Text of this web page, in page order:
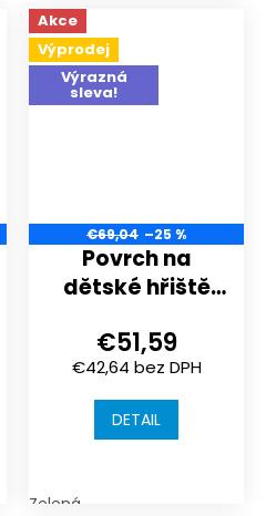
Akce
Výprodej
Výrazná
sleva!
€69,04 –25 %
Povrch na
dětské hřiště
sportoviště |
1000x1000x40
mm | spojení
puzzle
€42,64 bez DPH
€51,59
DETAIL
Zelená